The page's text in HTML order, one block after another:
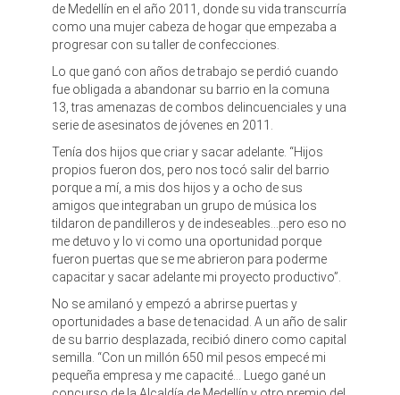
de Medellín en el año 2011, donde su vida transcurría
como una mujer cabeza de hogar que empezaba a
progresar con su taller de confecciones.
Lo que ganó con años de trabajo se perdió cuando
fue obligada a abandonar su barrio en la comuna
13, tras amenazas de combos delincuenciales y una
serie de asesinatos de jóvenes en 2011.
Tenía dos hijos que criar y sacar adelante. “Hijos
propios fueron dos, pero nos tocó salir del barrio
porque a mí, a mis dos hijos y a ocho de sus
amigos que integraban un grupo de música los
tildaron de pandilleros y de indeseables…pero eso no
me detuvo y lo vi como una oportunidad porque
fueron puertas que se me abrieron para poderme
capacitar y sacar adelante mi proyecto productivo”.
No se amilanó y empezó a abrirse puertas y
oportunidades a base de tenacidad. A un año de salir
de su barrio desplazada, recibió dinero como capital
semilla. “Con un millón 650 mil pesos empecé mi
pequeña empresa y me capacité… Luego gané un